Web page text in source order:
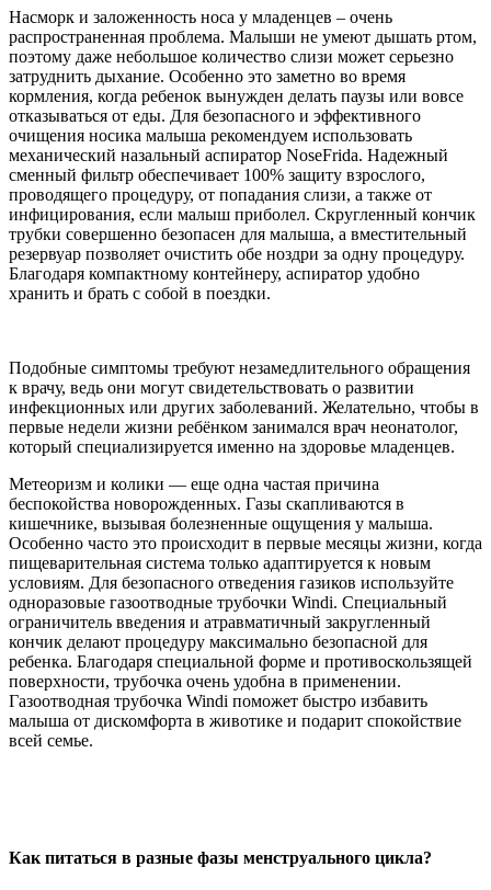
Насморк и заложенность носа у младенцев – очень
распространенная проблема. Малыши не умеют дышать ртом,
поэтому даже небольшое количество слизи может серьезно
затруднить дыхание. Особенно это заметно во время
кормления, когда ребенок вынужден делать паузы или вовсе
отказываться от еды. Для безопасного и эффективного
очищения носика малыша рекомендуем использовать
механический назальный аспиратор NoseFrida. Надежный
сменный фильтр обеспечивает 100% защиту взрослого,
проводящего процедуру, от попадания слизи, а также от
инфицирования, если малыш приболел. Скругленный кончик
трубки совершенно безопасен для малыша, а вместительный
резервуар позволяет очистить обе ноздри за одну процедуру.
Благодаря компактному контейнеру, аспиратор удобно
хранить и брать с собой в поездки.
Подобные симптомы требуют незамедлительного обращения
к врачу, ведь они могут свидетельствовать о развитии
инфекционных или других заболеваний. Желательно, чтобы в
первые недели жизни ребёнком занимался врач неонатолог,
который специализируется именно на здоровье младенцев.
Метеоризм и колики — еще одна частая причина
беспокойства новорожденных. Газы скапливаются в
кишечнике, вызывая болезненные ощущения у малыша.
Особенно часто это происходит в первые месяцы жизни, когда
пищеварительная система только адаптируется к новым
условиям. Для безопасного отведения газиков используйте
одноразовые газоотводные трубочки Windi. Специальный
ограничитель введения и атравматичный закругленный
кончик делают процедуру максимально безопасной для
ребенка. Благодаря специальной форме и противоскользящей
поверхности, трубочка очень удобна в применении.
Газоотводная трубочка Windi поможет быстро избавить
малыша от дискомфорта в животике и подарит спокойствие
всей семье.
Как питаться в разные фазы менструального цикла?